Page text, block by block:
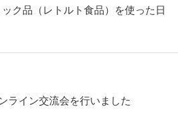
ク品（レトルト食品）を使った日
ライン交流会を行いました